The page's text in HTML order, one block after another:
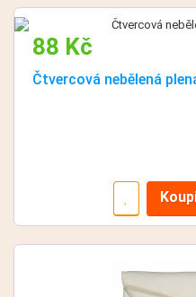
88 Kč
Čtvercová nebělená